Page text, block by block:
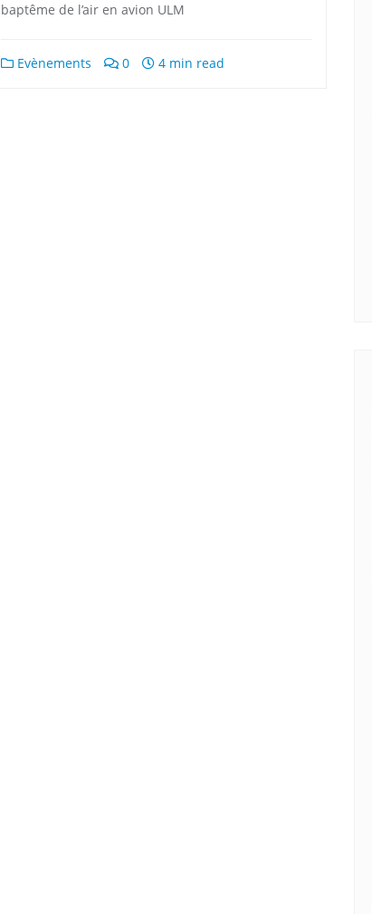
baptême de l’air en avion ULM
Evènements 0 4 min read